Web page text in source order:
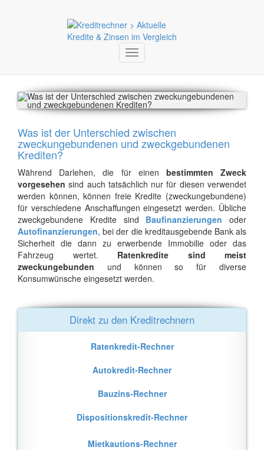
Toggle
navigation
Was ist der Unterschied zwischen
zweckungebundenen und zweckgebundenen
Krediten?
Während Darlehen, die für einen bestimmten Zweck
vorgesehen sind auch tatsächlich nur für diesen verwendet
werden können, können freie Kredite (zweckungebundene)
für verschiedene Anschaffungen eingesetzt werden. Übliche
zweckgebundene Kredite sind Baufinanzierungen oder
Autofinanzierungen, bei der die kreditausgebende Bank als
Sicherheit die dann zu erwerbende Immobilie oder das
Fahrzeug wertet. Ratenkredite sind meist
zweckungebunden und können so für diverse
Konsumwünsche eingesetzt werden.
Direkt zu den Kreditrechnern
Ratenkredit-Rechner
Autokredit-Rechner
Bauzins-Rechner
Dispositionskredit-Rechner
Mietkautions-Rechner